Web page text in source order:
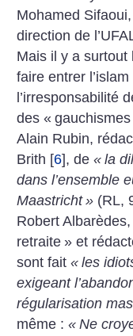
Mohamed
direction de
Mais il y a
faire entrer
l’irresponsabilité
des «
Alain Rubin,
Brith [6], de« la
dans l’ensemble
Maastricht » (RL,
Robert Albarèdes,
retraite » et
sont fait« les
exigeant
régularisation
même :« Ne